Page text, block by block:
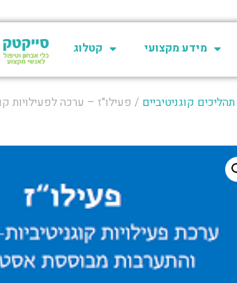
קטלוג מידע מקצועי
תהליכים קוגניטיביים